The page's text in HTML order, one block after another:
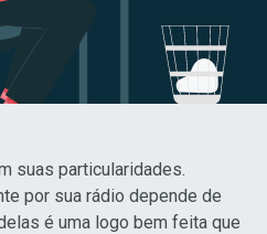
suas particularidades.
por sua rádio depende de
é uma logo bem feita que